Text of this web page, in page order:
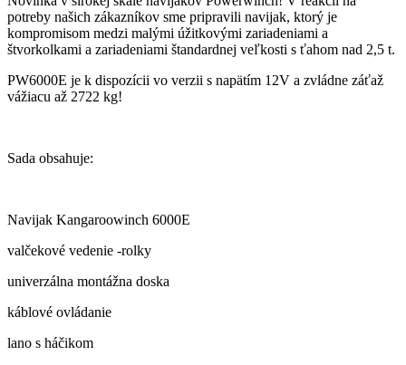
potreby našich zákazníkov sme pripravili navijak, ktorý je
kompromisom medzi malými úžitkovými zariadeniami a
štvorkolkami a zariadeniami štandardnej veľkosti s ťahom nad 2,5 t.
PW6000E je k dispozícii vo verzii s napätím 12V a zvládne záťaž
vážiacu až 2722 kg!
Sada obsahuje:
Navijak Kangaroowinch 6000E
valčekové vedenie -rolky
univerzálna montážna doska
káblové ovládanie
lano s háčikom